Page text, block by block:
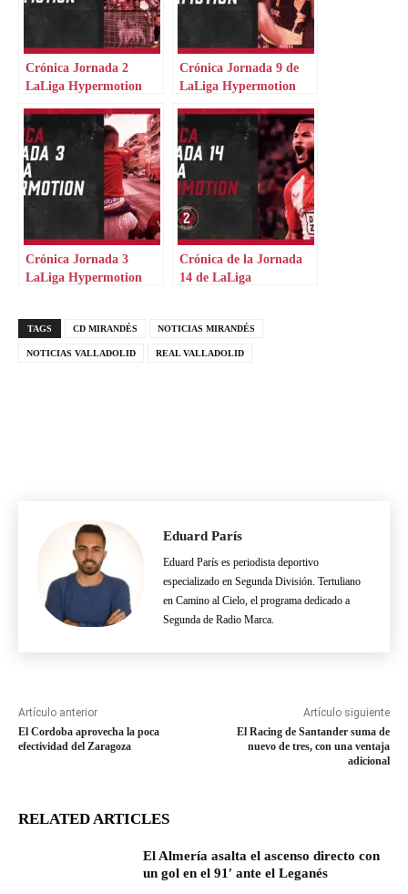
Crónica Jornada 2
LaLiga Hypermotion
Crónica Jornada 9 de
LaLiga Hypermotion
Crónica Jornada 3
LaLiga Hypermotion
Crónica de la Jornada
14 de LaLiga
TAGS CD MIRANDÉS NOTICIAS MIRANDÉS
NOTICIAS VALLADOLID REAL VALLADOLID
Eduard París
Eduard París es periodista deportivo
especializado en Segunda División. Tertuliano
en Camino al Cielo, el programa dedicado a
Segunda de Radio Marca.
Artículo anterior
El Cordoba aprovecha la poca
efectividad del Zaragoza
Artículo siguiente
El Racing de Santander suma de
nuevo de tres, con una ventaja
adicional
RELATED ARTICLES
El Almería asalta el ascenso directo con
un gol en el 91′ ante el Leganés